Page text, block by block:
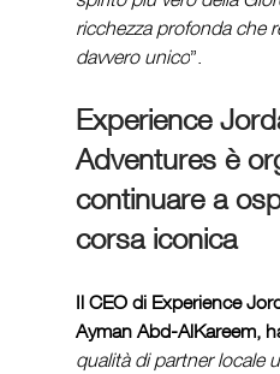
ricchezza profonda che
davvero unico”.
Experience
Adventures è
continuare a
corsa iconica
Il CEO di Experience
Ayman Abd-AlKareem,
qualità di partner locale